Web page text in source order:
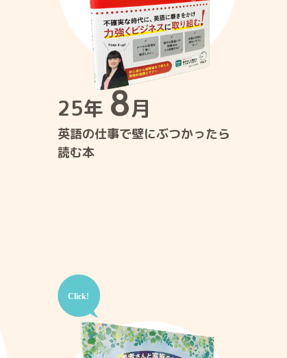
25年 8月
英語の仕事で壁にぶつかったら
読む本